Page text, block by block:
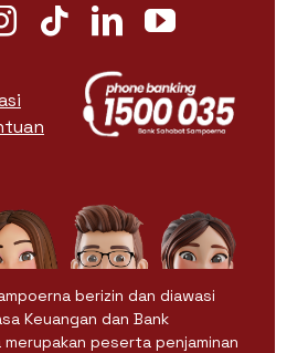
berizin dan diawasi
Keuangan dan Bank
peserta penjaminan